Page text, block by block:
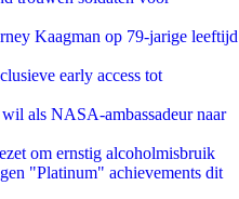
Kaagman op 79-jarige leeftijd
early access tot
als NASA-ambassadeur naar
om ernstig alcoholmisbruik
"Platinum" achievements dit